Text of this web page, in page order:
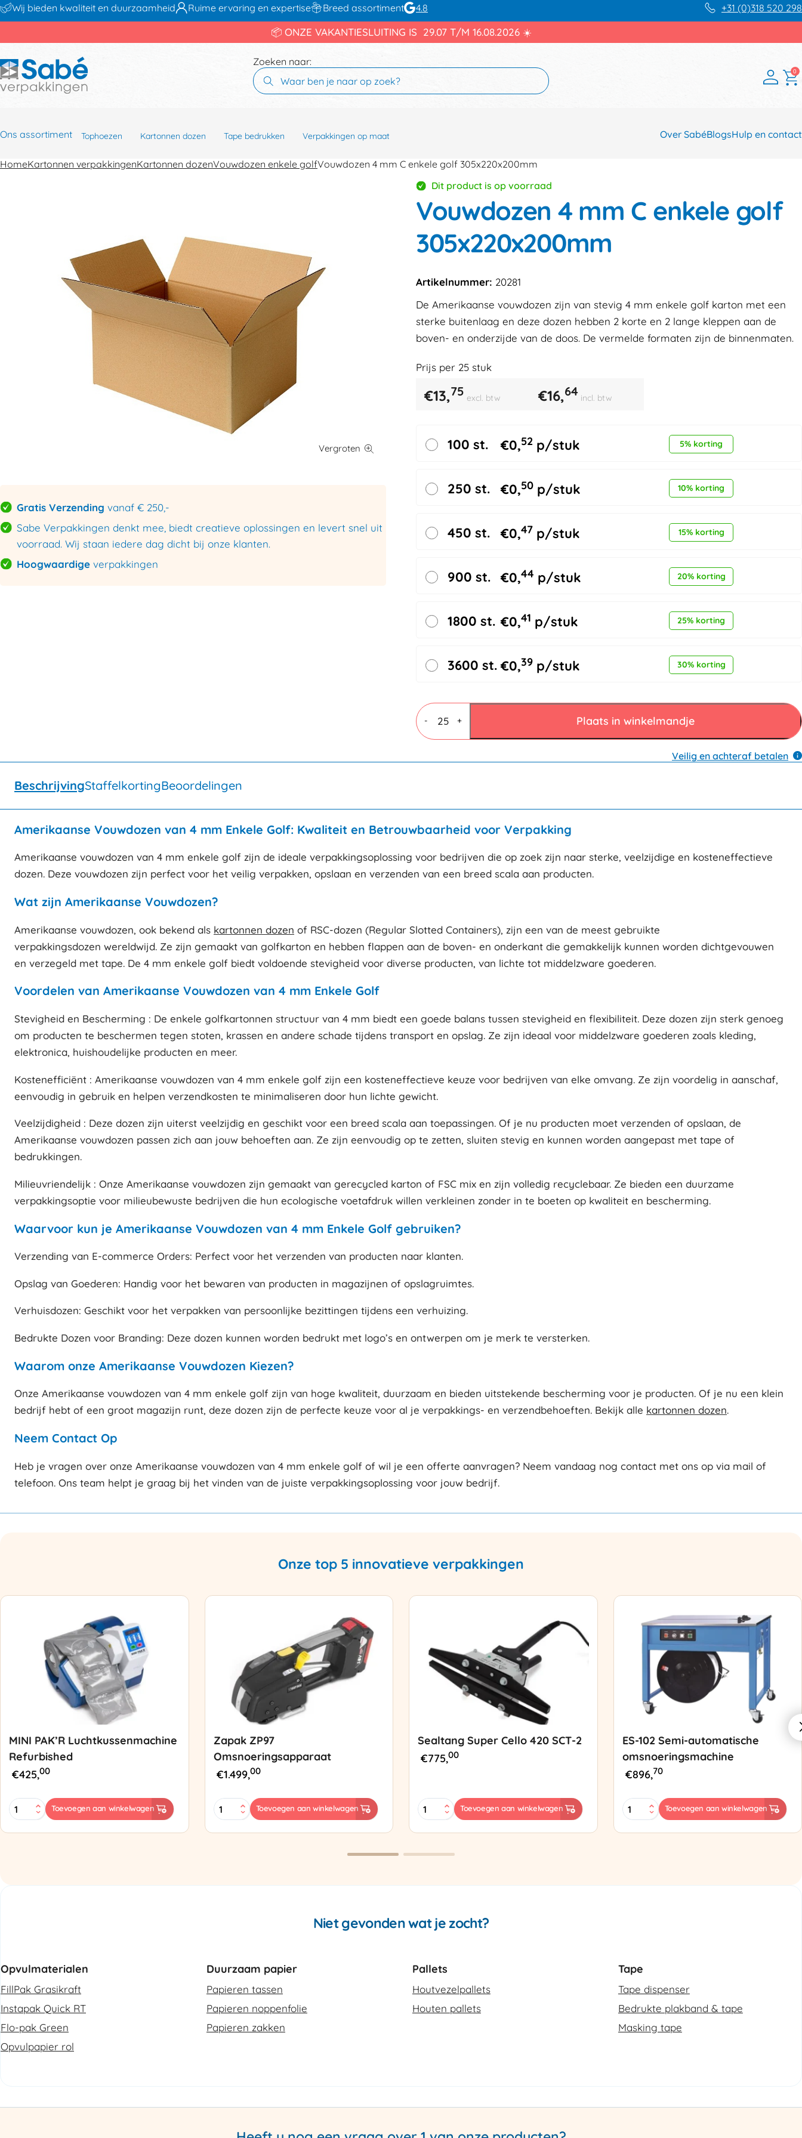
Wij bieden kwaliteit en duurzaamheid Ruime ervaring en expertise Breed assortiment 4.8 +31 (0)318 520 298
📦 ONZE VAKANTIESLUITING IS 29.07 T/M 16.08.2026 ☀️
Zoeken naar:
0
Ons assortiment Over SabéBlogsHulp en contact
Tophoezen Kartonnen dozen Tape bedrukken Verpakkingen op maat
HomeKartonnen verpakkingenKartonnen dozenVouwdozen enkele golfVouwdozen 4 mm C enkele golf 305x220x200mm
Gratis Verzending vanaf € 250,-
Sabe Verpakkingen denkt mee, biedt creatieve oplossingen en levert snel uit
voorraad. Wij staan iedere dag dicht bij onze klanten.
Hoogwaardige verpakkingen
Dit product is op voorraad
Vouwdozen 4 mm C enkele golf
305x220x200mm
Artikelnummer: 20281
De Amerikaanse vouwdozen zijn van stevig 4 mm enkele golf karton met een
sterke buitenlaag en deze dozen hebben 2 korte en 2 lange kleppen aan de
boven- en onderzijde van de doos. De vermelde formaten zijn de binnenmaten.
Prijs per 25stuk
€13,75 excl. btw €16,64 incl. btw
100 st. €0,52 p/stuk 5% korting
250 st. €0,50 p/stuk 10% korting
450 st. €0,47 p/stuk 15% korting
900 st. €0,44 p/stuk 20% korting
1800 st. €0,41 p/stuk 25% korting
3600 st. €0,39 p/stuk 30% korting
-
Vouwdozen
4
mm
golf
+ Plaats in winkelmandje
Veilig en achteraf betalen
BeschrijvingStaffelkortingBeoordelingen
Amerikaanse Vouwdozen van 4 mm Enkele Golf: Kwaliteit en Betrouwbaarheid voor Verpakking
Amerikaanse vouwdozen van 4 mm enkele golf zijn de ideale verpakkingsoplossing voor bedrijven die op zoek zijn naar sterke, veelzijdige en kosteneffectieve
dozen. Deze vouwdozen zijn perfect voor het veilig verpakken, opslaan en verzenden van een breed scala aan producten.
Wat zijn Amerikaanse Vouwdozen?
Amerikaanse vouwdozen, ook bekend als kartonnen dozen of RSC-dozen (Regular Slotted Containers), zijn een van de meest gebruikte
verpakkingsdozen wereldwijd. Ze zijn gemaakt van golfkarton en hebben flappen aan de boven- en onderkant die gemakkelijk kunnen worden dichtgevouwen
en verzegeld met tape. De 4 mm enkele golf biedt voldoende stevigheid voor diverse producten, van lichte tot middelzware goederen.
Voordelen van Amerikaanse Vouwdozen van 4 mm Enkele Golf
Stevigheid en Bescherming : De enkele golfkartonnen structuur van 4 mm biedt een goede balans tussen stevigheid en flexibiliteit. Deze dozen zijn sterk genoeg
om producten te beschermen tegen stoten, krassen en andere schade tijdens transport en opslag. Ze zijn ideaal voor middelzware goederen zoals kleding,
elektronica, huishoudelijke producten en meer.
Kostenefficiënt : Amerikaanse vouwdozen van 4 mm enkele golf zijn een kosteneffectieve keuze voor bedrijven van elke omvang. Ze zijn voordelig in aanschaf,
eenvoudig in gebruik en helpen verzendkosten te minimaliseren door hun lichte gewicht.
Veelzijdigheid : Deze dozen zijn uiterst veelzijdig en geschikt voor een breed scala aan toepassingen. Of je nu producten moet verzenden of opslaan, de
Amerikaanse vouwdozen passen zich aan jouw behoeften aan. Ze zijn eenvoudig op te zetten, sluiten stevig en kunnen worden aangepast met tape of
bedrukkingen.
Milieuvriendelijk : Onze Amerikaanse vouwdozen zijn gemaakt van gerecycled karton of FSC mix en zijn volledig recyclebaar. Ze bieden een duurzame
verpakkingsoptie voor milieubewuste bedrijven die hun ecologische voetafdruk willen verkleinen zonder in te boeten op kwaliteit en bescherming.
Waarvoor kun je Amerikaanse Vouwdozen van 4 mm Enkele Golf gebruiken?
Verzending van E-commerce Orders: Perfect voor het verzenden van producten naar klanten.
Opslag van Goederen: Handig voor het bewaren van producten in magazijnen of opslagruimtes.
Verhuisdozen: Geschikt voor het verpakken van persoonlijke bezittingen tijdens een verhuizing.
Bedrukte Dozen voor Branding: Deze dozen kunnen worden bedrukt met logo’s en ontwerpen om je merk te versterken.
Waarom onze Amerikaanse Vouwdozen Kiezen?
Onze Amerikaanse vouwdozen van 4 mm enkele golf zijn van hoge kwaliteit, duurzaam en bieden uitstekende bescherming voor je producten. Of je nu een klein
bedrijf hebt of een groot magazijn runt, deze dozen zijn de perfecte keuze voor al je verpakkings- en verzendbehoeften. Bekijk alle kartonnen dozen.
Neem Contact Op
Heb je vragen over onze Amerikaanse vouwdozen van 4 mm enkele golf of wil je een offerte aanvragen? Neem vandaag nog contact met ons op via mail of
telefoon. Ons team helpt je graag bij het vinden van de juiste verpakkingsoplossing voor jouw bedrijf.
Onze top 5 innovatieve verpakkingen
MINI PAK’R Luchtkussenmachine
Refurbished
€425,00
MINI
PAK'R
Toevoegen aan winkelwagen
Zapak ZP97
Omsnoeringsapparaat
€1.499,00
Zapak
ZP97
Toevoegen aan winkelwagen
Sealtang Super Cello 420 SCT-2
€775,00
Sealtang
Super
Toevoegen aan winkelwagen
ES-102 Semi-automatische
omsnoeringsmachine
€896,70
ES-
102
Toevoegen aan winkelwagen
Niet gevonden wat je zocht?
Opvulmaterialen
FillPak Grasikraft
Instapak Quick RT
Flo-pak Green
Opvulpapier rol
Duurzaam papier
Papieren tassen
Papieren noppenfolie
Papieren zakken
Pallets
Houtvezelpallets
Houten pallets
Tape
Tape dispenser
Bedrukte plakband & tape
Masking tape